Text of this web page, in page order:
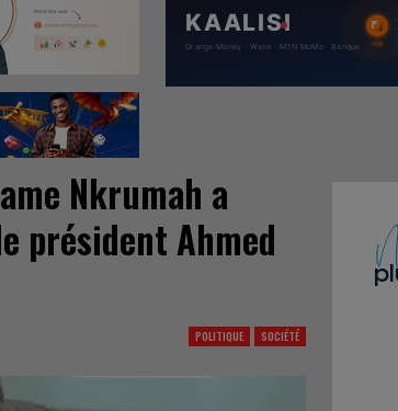
Nkrumah a
président Ahmed
POLITIQUE SOCIÉTÉ